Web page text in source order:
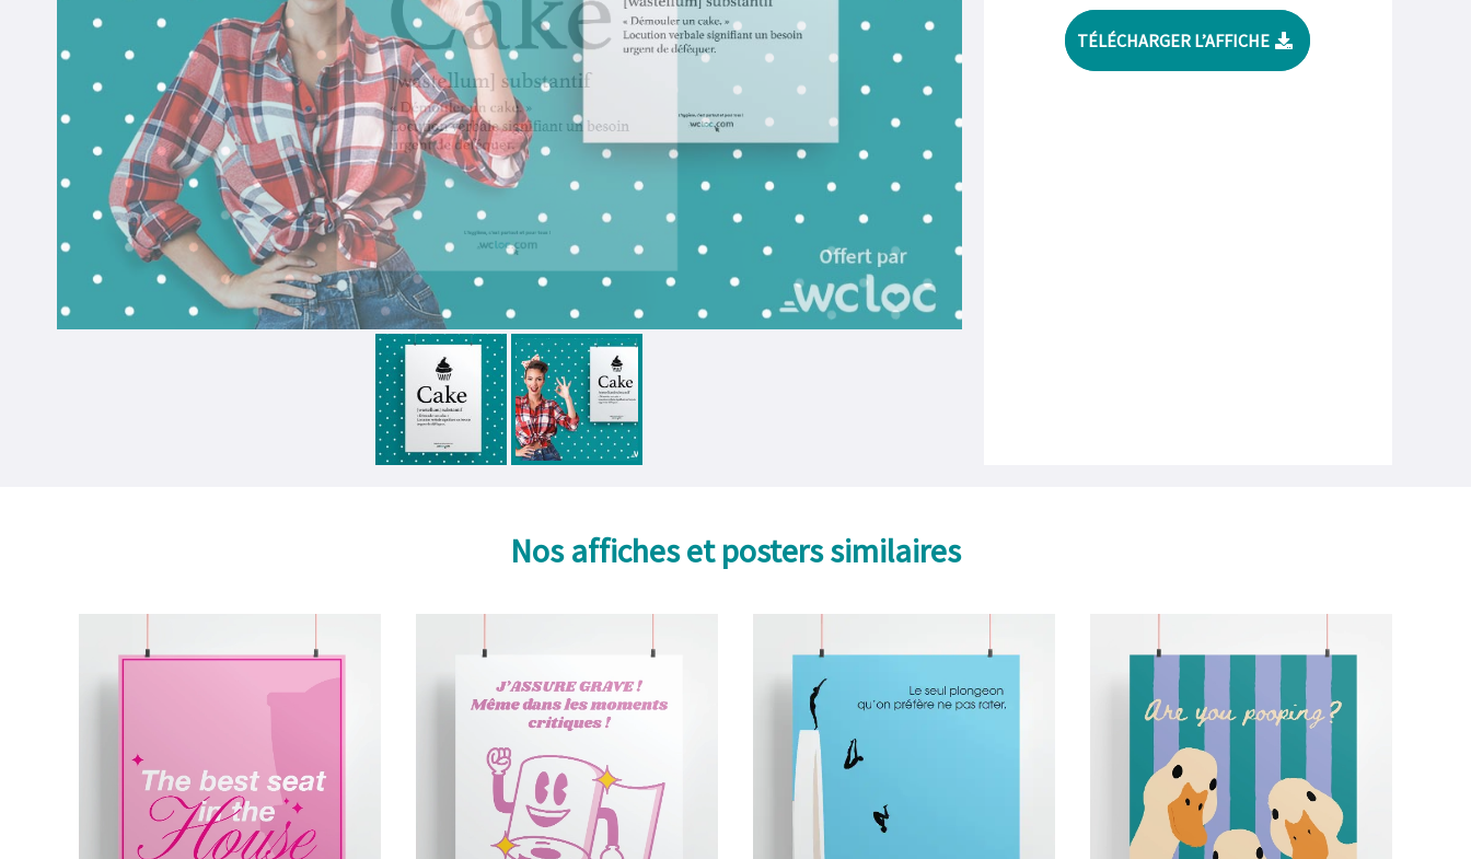
TÉLÉCHARGER L’AFFICHE
Nos affiches et posters similaires